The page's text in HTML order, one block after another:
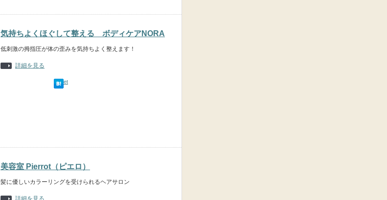
気持ちよくほぐして整える ボディケアNORA
低刺激の拇指圧が体の歪みを気持ちよく整えます！
詳細を見る
Tweet
美容室 Pierrot（ピエロ）
髪に優しいカラーリングを受けられるヘアサロン
詳細を見る